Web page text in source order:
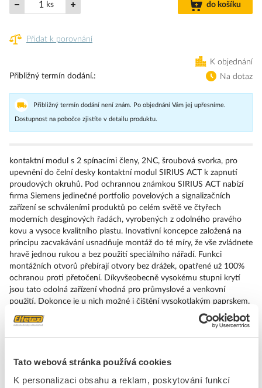
Tato webová stránka používá cookies
K personalizaci obsahu a reklam, poskytování funkcí
ks do košíku
Přidat k porovnání
K objednání
Přibližný termín dodání.
Na dotaz
Přibližný termín dodání není znám. Po objednání Vám jej upřesníme.
Dostupnost na pobočce zjistíte v detailu produktu.
kontaktní modul s 2 spínacími členy, 2NC, šroubová svorka, pro
upevnění do čelní desky kontaktní modul SIRIUS ACT k zapnutí
proudových okruhů. Pod ochrannou známkou SIRIUS ACT nabízí
firma Siemens jedinečné portfolio povelových a signalizačních
zařízení se schváleními produktů po celém světě ve čtyřech
moderních desginových řadách, vyrobených z odolného pravého
kovu a vysoce kvalitního plastu. Inovativní koncepce založená na
principu zacvakávání usnadňuje montáž do té míry, že vše zvládnete
hravě jednou rukou a bez použití speciálního nářadí. Funkci
montážních otvorů přebírají otvory bez drážek, opatřené už 100%
ochranou proti přetočení. Díkyvšeobecně vysokému stupni krytí
jsou tato odolná zařízení vhodná pro průmyslové a venkovní
použití. Dokonce je u nich možné i čištění vysokotlakým paprskem.
Spolehlivý provoz nedokáže narušit ani prach, oleje nebo agresivní
louhy. Kromě standardního zapo jení lze tato zařízení připojit k řídicí
jednotce i přes PROFINET, AS-Interface nebo IO-Link. Tím snížíte
flexibilitu. Grafický online konfigurátor pohodlně pomůže s výběrem
rozsáhlá dokumentace (např. příručka, 3D data, schémata zapojení).